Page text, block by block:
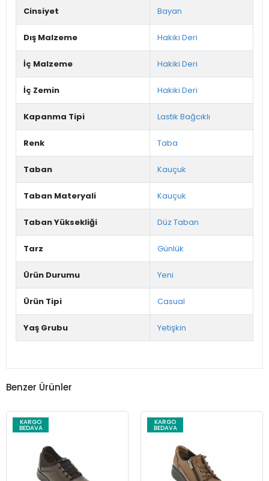
Cinsiyet Bayan
Dış Malzeme Hakiki Deri
İç Malzeme Hakiki Deri
İç Zemin Hakiki Deri
Kapanma Tipi Lastik Bağcıklı
Renk Taba
Taban Kauçuk
Taban Materyali Kauçuk
Taban Yüksekliği Düz Taban
Tarz Günlük
Ürün Durumu Yeni
Ürün Tipi Casual
Yaş Grubu Yetişkin
Benzer Ürünler
KARGO
BEDAVA
KARGO
BEDAVA